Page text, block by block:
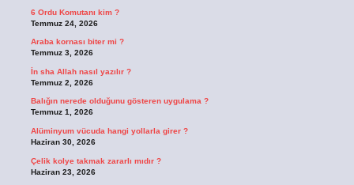
6 Ordu Komutanı kim ?
Temmuz 24, 2026
Araba kornası biter mi ?
Temmuz 3, 2026
İn sha Allah nasıl yazılır ?
Temmuz 2, 2026
Balığın nerede olduğunu gösteren uygulama ?
Temmuz 1, 2026
Alüminyum vücuda hangi yollarla girer ?
Haziran 30, 2026
Çelik kolye takmak zararlı mıdır ?
Haziran 23, 2026